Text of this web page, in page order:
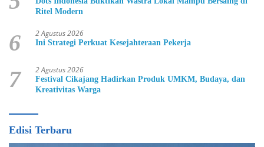
Ritel Modern
6 2 Agustus 2026
Ini Strategi Perkuat Kesejahteraan Pekerja
7 2 Agustus 2026
Festival Cikajang Hadirkan Produk UMKM, Budaya, dan
Kreativitas Warga
Edisi Terbaru